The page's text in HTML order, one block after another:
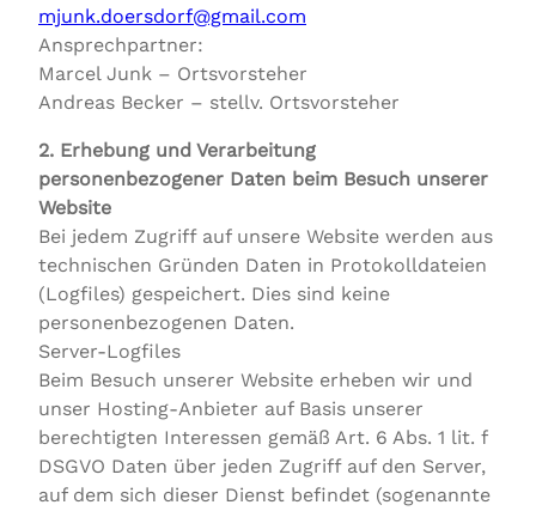
mjunk.doersdorf@gmail.com
Ansprechpartner:
Marcel Junk – Ortsvorsteher
Andreas Becker – stellv. Ortsvorsteher
2. Erhebung und Verarbeitung
personenbezogener Daten beim Besuch unserer
Website
Bei jedem Zugriff auf unsere Website werden aus
technischen Gründen Daten in Protokolldateien
(Logfiles) gespeichert. Dies sind keine
personenbezogenen Daten.
Server-Logfiles
Beim Besuch unserer Website erheben wir und
unser Hosting-Anbieter auf Basis unserer
berechtigten Interessen gemäß Art. 6 Abs. 1 lit. f
DSGVO Daten über jeden Zugriff auf den Server,
auf dem sich dieser Dienst befindet (sogenannte